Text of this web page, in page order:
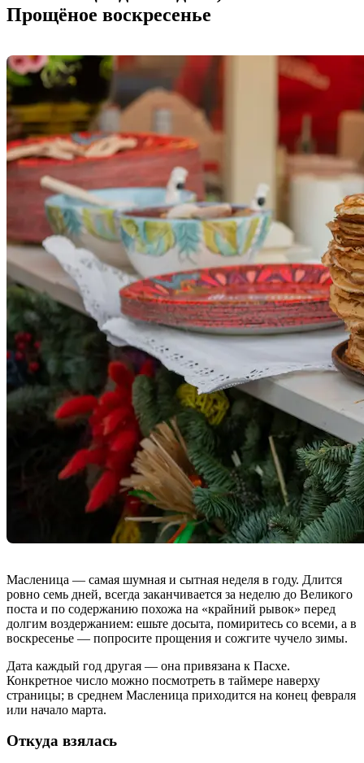
Прощёное воскресенье
Масленица — самая шумная и сытная неделя в году. Длится
ровно семь дней, всегда заканчивается за неделю до Великого
поста и по содержанию похожа на «крайний рывок» перед
долгим воздержанием: ешьте досыта, помиритесь со всеми, а в
воскресенье — попросите прощения и сожгите чучело зимы.
Дата каждый год другая — она привязана к Пасхе.
Конкретное число можно посмотреть в таймере наверху
страницы; в среднем Масленица приходится на конец февраля
или начало марта.
Откуда взялась